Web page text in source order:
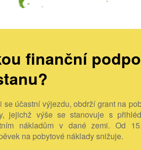
finanční
se účastní výjezdu, obdrží grant na
jejichž výše se stanovuje s
nákladům v dané zemi. Od
na pobytové náklady snižuje.